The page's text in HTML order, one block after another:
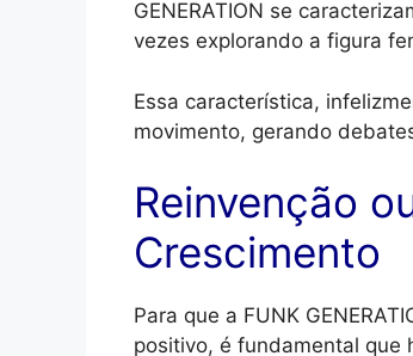
GENERATION se
vezes explorando a figura
Essa característica,
movimento, gerando
Reinvenção
Crescimento
Para que a FUNK
positivo, é fundamental que